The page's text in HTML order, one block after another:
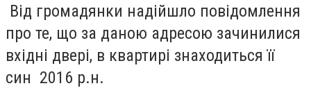
Від громадянки надійшло повідомлення
про те, що за даною адресою зачинилися
вхідні двері, в квартирі знаходиться її
син 2016 р.н.